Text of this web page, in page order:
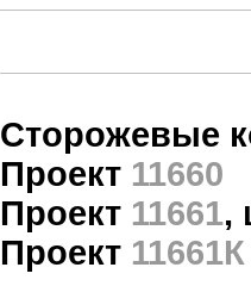
Сторожевые
Проект 11660
Проект 11661,
Проект 11661К